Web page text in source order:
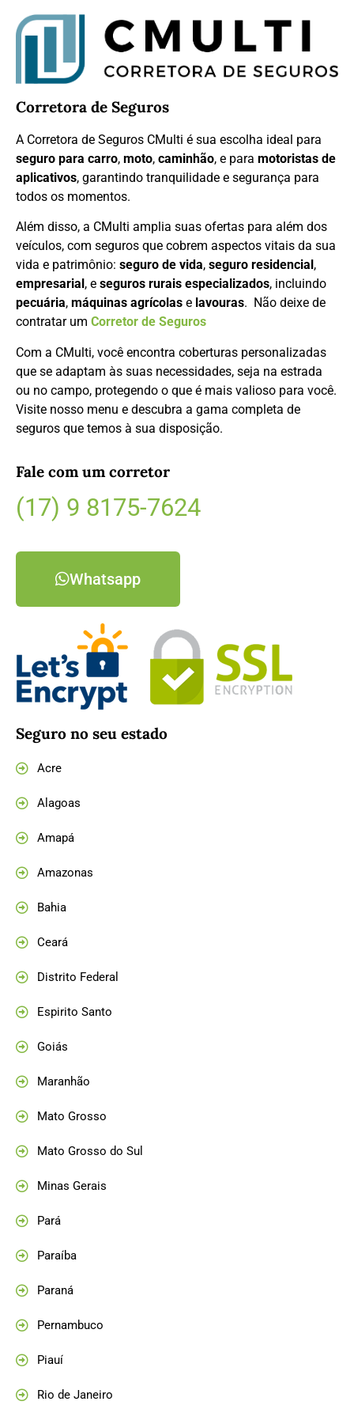
Corretora de Seguros
A Corretora de Seguros CMulti é sua escolha ideal para
seguro para carro, moto, caminhão, e para motoristas de
aplicativos, garantindo tranquilidade e segurança para
todos os momentos.
Além disso, a CMulti amplia suas ofertas para além dos
veículos, com seguros que cobrem aspectos vitais da sua
vida e patrimônio: seguro de vida, seguro residencial ,
empresarial , e seguros rurais especializados, incluindo
pecuária, máquinas agrícolas e lavouras. Não deixe de
contratar um Corretor de Seguros
Com a CMulti, você encontra coberturas personalizadas
que se adaptam às suas necessidades, seja na estrada
ou no campo, protegendo o que é mais valioso para você.
Visite nosso menu e descubra a gama completa de
seguros que temos à sua disposição.
Fale com um corretor
(17) 9 8175-7624
Whatsapp
Seguro no seu estado
Acre
Alagoas
Amapá
Amazonas
Bahia
Ceará
Distrito Federal
Espirito Santo
Goiás
Maranhão
Mato Grosso
Mato Grosso do Sul
Minas Gerais
Pará
Paraíba
Paraná
Pernambuco
Piauí
Rio de Janeiro